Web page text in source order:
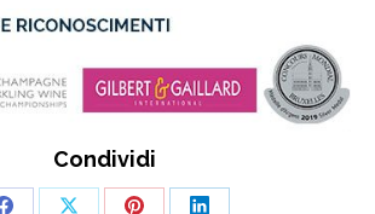
Condividi